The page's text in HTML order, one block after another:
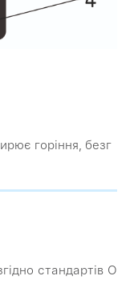
горіння, безг
стандартів О